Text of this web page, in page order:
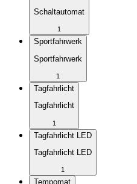
Schaltautomat
1
Sportfahrwerk
Sportfahrwerk
1
Tagfahrlicht
Tagfahrlicht
1
Tagfahrlicht LED
Tagfahrlicht LED
1
Tempomat